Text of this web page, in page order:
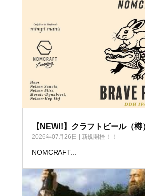
【NEW!!】クラフトビール（樽
2026年07月26日 新規開栓！！
NOMCRAFT...